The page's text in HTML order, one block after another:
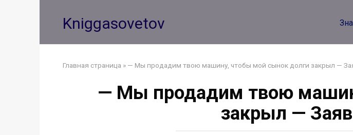
Kniggasovetov
Главная страница » — Мы продадим твою машину, чтобы мой сынок долги закрыл —
— Мы продадим твою
закрыл —